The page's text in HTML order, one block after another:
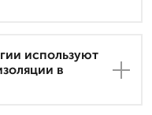
используют
в